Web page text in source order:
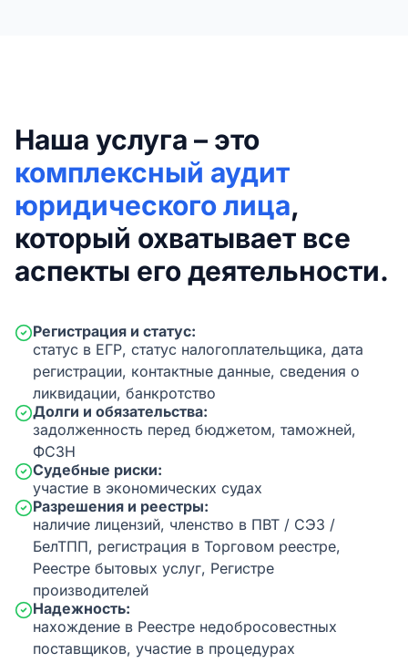
Наша услуга – это
комплексный аудит
юридического лица,
который охватывает все
аспекты его деятельности.
Регистрация и статус:
статус в ЕГР, статус налогоплательщика, дата
регистрации, контактные данные, сведения о
ликвидации, банкротство
Долги и обязательства:
задолженность перед бюджетом, таможней,
ФСЗН
Судебные риски:
участие в экономических судах
Разрешения и реестры:
наличие лицензий, членство в ПВТ / СЭЗ /
БелТПП, регистрация в Торговом реестре,
Реестре бытовых услуг, Регистре
производителей
Надежность:
нахождение в Реестре недобросовестных
поставщиков, участие в процедурах